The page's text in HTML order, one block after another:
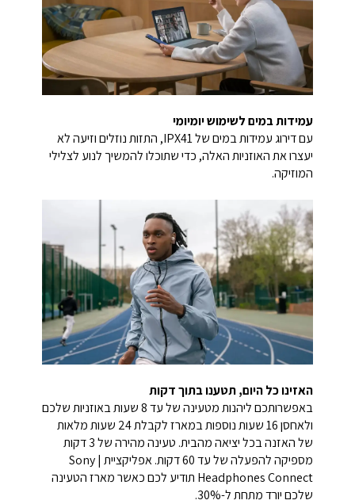
עמידות במים לשימוש יומיומי
עם דירוג עמידות במים של IPX41, התזות נוזלים וזיעה לא
יעצרו את האוזניות האלה, כדי שתוכלו להמשיך לנוע לצלילי
המוזיקה.
האזינו כל היום, תטענו בתוך דקות
באפשרותכם ליהנות מטעינה של עד 8 שעות באוזניות שלכם
ולאחסן 16 שעות נוספות במארז לקבלת 24 שעות מלאות
של האזנה בכל יציאה מהבית. טעינה מהירה של 3 דקות
מספיקה להפעלה של עד 60 דקות. אפליקציית Sony |
Headphones Connect תודיע לכם כאשר מארז הטעינה
שלכם יורד מתחת ל-30%.